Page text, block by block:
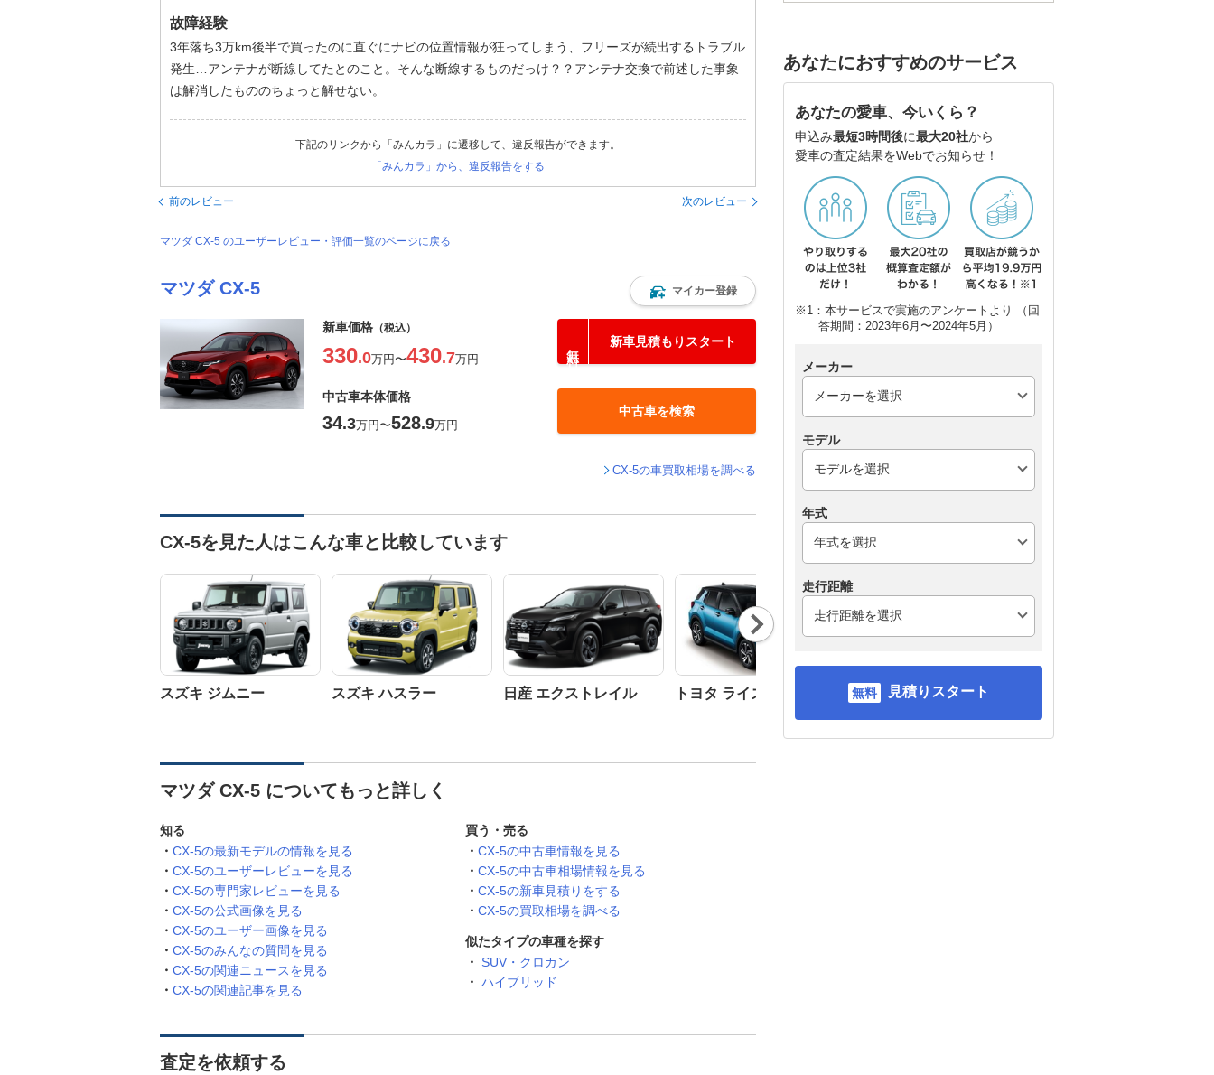
故障経験
3年落ち3万km後半で買ったのに直ぐにナビの位置情報が狂ってしまう、フリーズが続出するトラブル
発生…アンテナが断線してたとのこと。そんな断線するものだっけ？？アンテナ交換で前述した事象
は解消したもののちょっと解せない。
下記のリンクから「みんカラ」に遷移して、違反報告ができます。
「みんカラ」から、違反報告をする
前のレビュー 次のレビュー
マツダ CX-5 のユーザーレビュー・評価一覧のページに戻る
マツダ CX-5 マイカー登録
新車価格 （税込）
330.0万円〜430.7万円
新車見積もりスタート
中古車本体価格
34.3万円〜528.9万円
中古車を検索
CX-5の車買取相場を調べる
CX-5を見た人はこんな車と比較しています
スズキ ジムニー スズキ ハスラー 日産 エクストレイル トヨタ ライズ スバル フォレスター
リッド
Nex
t
マツダ CX-5 についてもっと詳しく
知る
CX-5の最新モデルの情報を見る
CX-5のユーザーレビューを見る
CX-5の専門家レビューを見る
CX-5の公式画像を見る
CX-5のユーザー画像を見る
CX-5のみんなの質問を見る
CX-5の関連ニュースを見る
CX-5の関連記事を見る
買う・売る
CX-5の中古車情報を見る
CX-5の中古車相場情報を見る
CX-5の新車見積りをする
CX-5の買取相場を調べる
似たタイプの車種を探す
SUV・クロカン
ハイブリッド
査定を依頼する
あなたにおすすめのサービス
あなたの愛車、今いくら？
申込み最短3時間後に最大20社から
愛車の査定結果をWebでお知らせ！
※1：本サービスで実施のアンケートより （回
答期間：2023年6月〜2024年5月）
メーカー
モデル
年式
走行距離
見積りスタート